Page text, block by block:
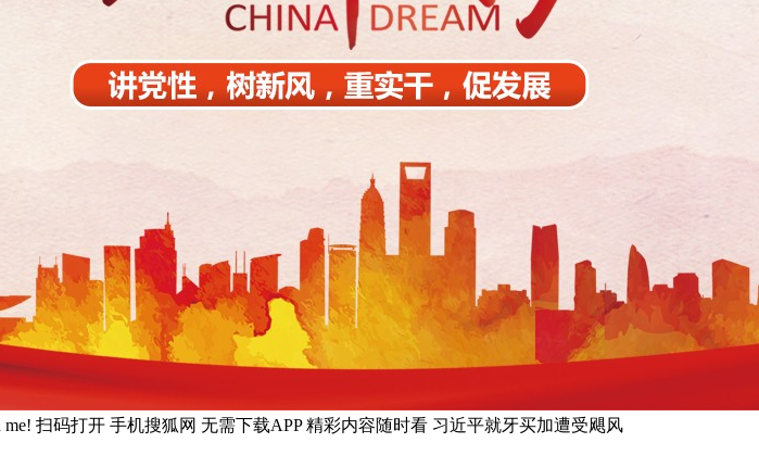
扫码打开 手机搜狐网 无需下载APP 精彩内容随时看 习近平就牙买加遭受飓风